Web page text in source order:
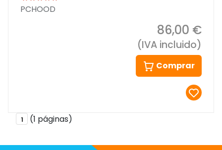
PCHOOD
86,00 €
(IVA incluido)
Comprar
1 (1 páginas)